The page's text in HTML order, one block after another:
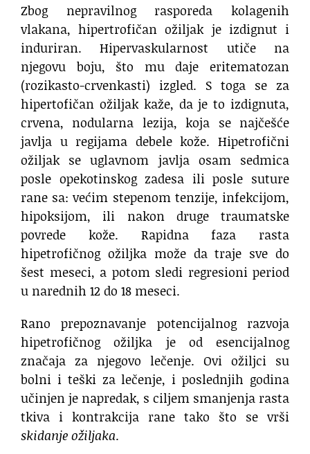
Zbog nepravilnog rasporeda kolagenih
vlakana, hipertrofičan ožiljak je izdignut i
induriran. Hipervaskularnost utiče na
njegovu boju, što mu daje eritematozan
(rozikasto-crvenkasti) izgled. S toga se za
hipertofičan ožiljak kaže, da je to izdignuta,
crvena, nodularna lezija, koja se najčešće
javlja u regijama debele kože. Hipetrofični
ožiljak se uglavnom javlja osam sedmica
posle opekotinskog zadesa ili posle suture
rane sa: većim stepenom tenzije, infekcijom,
hipoksijom, ili nakon druge traumatske
povrede kože. Rapidna faza rasta
hipetrofičnog ožiljka može da traje sve do
šest meseci, a potom sledi regresioni period
u narednih 12 do 18 meseci.
Rano prepoznavanje potencijalnog razvoja
hipetrofičnog ožiljka je od esencijalnog
značaja za njegovo lečenje. Ovi ožiljci su
bolni i teški za lečenje, i poslednjih godina
učinjen je napredak, s ciljem smanjenja rasta
tkiva i kontrakcija rane tako što se vrši
skidanje ožiljaka.